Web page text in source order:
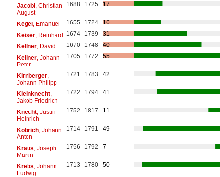
Jacobi, Christian
August
1688 1725 17
Kegel, Emanuel 1655 1724
16
Keiser, Reinhard 1674 1739
31
Kellner, David 1670 1748
40
Kellner, Johann
Peter
1705 1772 55
Kirnberger,
Johann Philipp
1721 1783 42
Kleinknecht,
Jakob Friedrich
1722 1794 41
Knecht, Justin
Heinrich
1752 1817 11
Kobrich, Johann
Anton
1714 1791 49
Kraus , Joseph
Martin
1756 1792 7
Krebs , Johann
Ludwig
1713 1780 50